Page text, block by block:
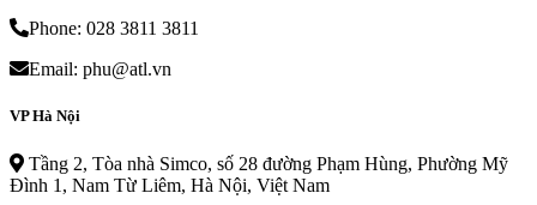
Phone: 028 3811 3811
Email: phu@atl.vn
VP Hà Nội
Tầng 2, Tòa nhà Simco, số 28 đường Phạm Hùng, Phường Mỹ
Đình 1, Nam Từ Liêm, Hà Nội, Việt Nam